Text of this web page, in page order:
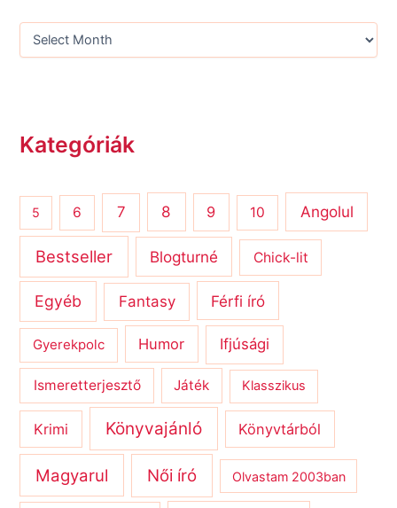
Kategóriák
5 6 7 8 9 10 Angolul
Bestseller Blogturné Chick-lit
Egyéb Fantasy Férfi író
Gyerekpolc Humor Ifjúsági
Ismeretterjesztő Játék Klasszikus
Krimi Könyvajánló Könyvtárból
Magyarul Női író Olvastam 2003ban